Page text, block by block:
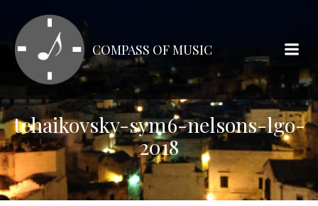
テ
ン
ツ
ス
キ
ッ
プ
COMPASS OF MUSIC
tchaikovsky-sym6-nelsons-lgo-
2018